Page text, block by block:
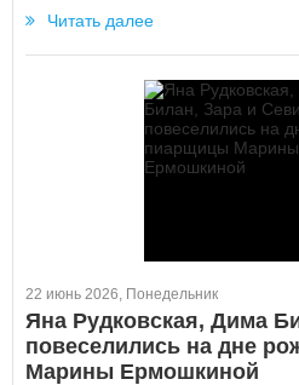
Читать далее
22 июнь 2026, Понедельник
Яна Рудковская, Дима
повеселились на дне
Марины Ермошкиной